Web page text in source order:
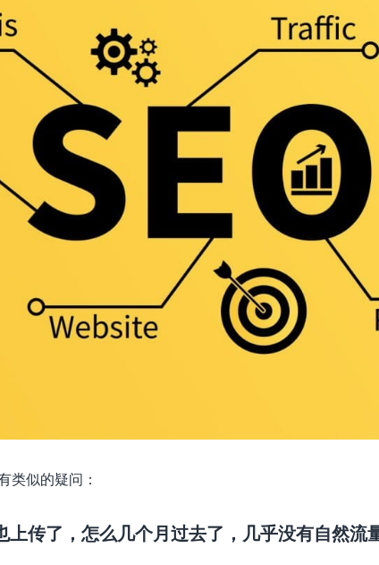
类似的疑问：
上传了，怎么几个月过去了，几乎没有自然流